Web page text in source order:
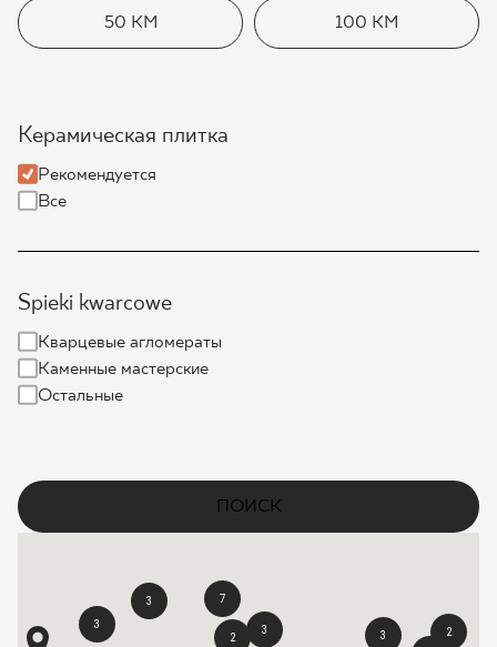
ДЛЯ БИЗНЕСА
50 КМ 100 КМ
Керамическая плитка
Рекомендуется
Все
Spieki kwarcowe
Кварцевые агломераты
Каменные мастерские
Остальные
ПОИСК
7
3 3
3
2 2
3